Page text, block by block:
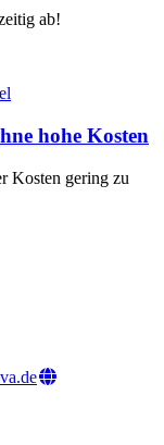
ab!
hohe Kosten
Kosten gering zu